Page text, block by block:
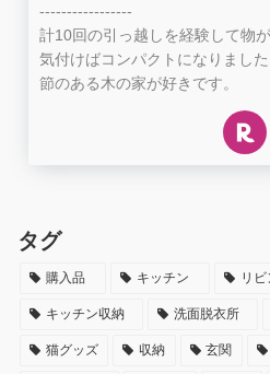
-----------------
計10回の引っ越しを経験して物が
気付けばコンパクトになりました
節のある木の家が好きです。
タグ
購入品 キッチン リ
キッチン収納 洗面脱衣所
猫グッズ 収納 玄関